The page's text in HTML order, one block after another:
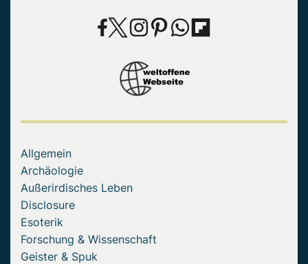
Allgemein
Archäologie
Außerirdisches Leben
Disclosure
Esoterik
Forschung & Wissenschaft
Geister & Spuk